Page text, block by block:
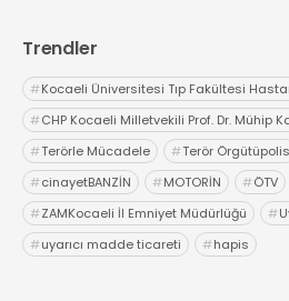
Trendler
#Kocaeli Üniversitesi Tıp Fakültesi
#CHP Kocaeli Milletvekili Prof. Dr. Mühip
#Terörle Mücadele #Terör Örgütüpolis
#cinayetBANZİN #MOTORİN #ÖTV
#ZAMKocaeli İl Emniyet Müdürlüğü #
#uyarıcı madde ticareti #hapis